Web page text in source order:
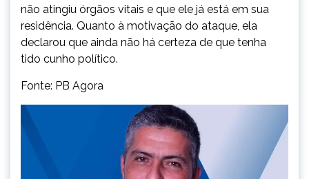
não atingiu órgãos vitais e que ele já está em sua
residência. Quanto à motivação do ataque, ela
declarou que ainda não há certeza de que tenha
tido cunho político.
Fonte: PB Agora